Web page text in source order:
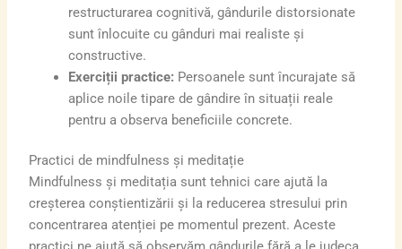
restructurarea cognitivă, gândurile distorsionate
sunt înlocuite cu gânduri mai realiste și
constructive.
Exerciții practice: Persoanele sunt încurajate să
aplice noile tipare de gândire în situații reale
pentru a observa beneficiile concrete.
Practici de mindfulness și meditație
Mindfulness și meditația sunt tehnici care ajută la
creșterea conștientizării și la reducerea stresului prin
concentrarea atenției pe momentul prezent. Aceste